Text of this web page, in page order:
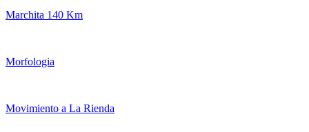
Marchita 140 Km
Morfologia
Movimiento a La Rienda